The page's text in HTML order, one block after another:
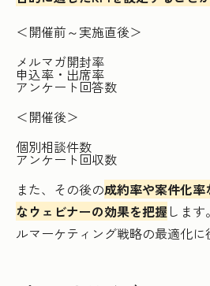
＜開催前～実施直後＞
メルマガ開封率
申込率・出席率
アンケート回答数
＜開催後＞
個別相談件数
アンケート回収数
また、その後の成約率や案件化
なウェビナーの効果を把握しま
ルマーケティング戦略の最適化に